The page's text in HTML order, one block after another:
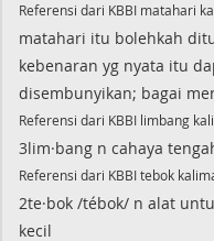
Referensi dari KBBI matahari
matahari itu bolehkah
kebenaran yg nyata itu
disembunyikan; bagai
Referensi dari KBBI limbang
3lim·bang n cahaya
Referensi dari KBBI tebok
2te·bok /tébok/ n alat
kecil